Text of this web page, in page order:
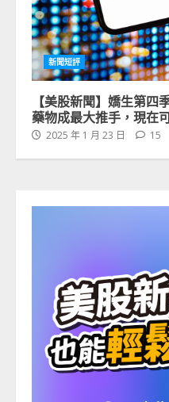
新聞短評
【美股新聞】嬌生第
藥物成最大推手，現在
2025 年 1 月 23 日 15